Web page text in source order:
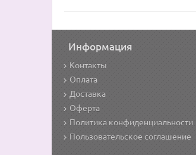
Информация
Контакты
Оплата
Доставка
Оферта
Политика конфиденциальности
Пользовательское соглашение